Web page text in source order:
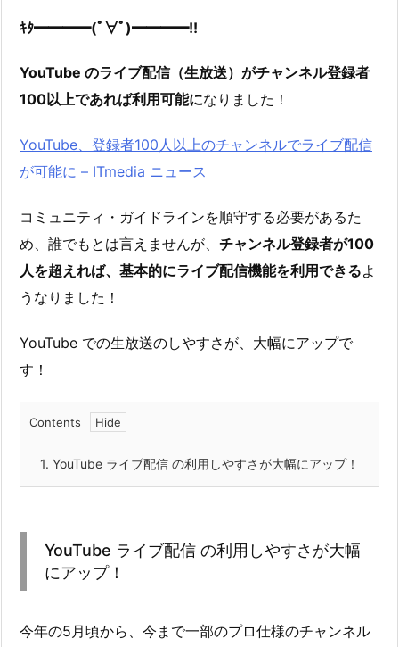
ｷﾀ━━━━(ﾟ∀ﾟ)━━━━!!
YouTube のライブ配信（生放送）がチャンネル登録者
100以上であれば利用可能になりました！
YouTube、登録者100人以上のチャンネルでライブ配信
が可能に – ITmedia ニュース
コミュニティ・ガイドラインを順守する必要があるた
め、誰でもとは言えませんが、 チャンネル登録者が100
人を超えれば、基本的にライブ配信機能を利用できるよ
うなりました！
YouTube での生放送のしやすさが、大幅にアップで
す！
Contents
1. YouTube ライブ配信 の利用しやすさが大幅にアップ！
YouTube ライブ配信 の利用しやすさが大幅
にアップ！
今年の5月頃から、今まで一部のプロ仕様のチャンネル